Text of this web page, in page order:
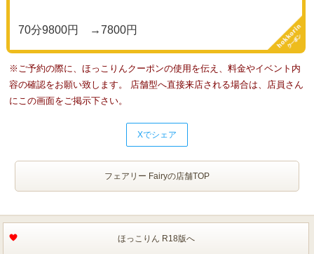
70分9800円 →7800円
※ご予約の際に、ほっこりんクーポンの使用を伝え、料金やイベント内
容の確認をお願い致します。 店舗型へ直接来店される場合は、店員さん
にこの画面をご掲示下さい。
Xでシェア
フェアリー Fairyの店舗TOP
ほっこりん R18版へ